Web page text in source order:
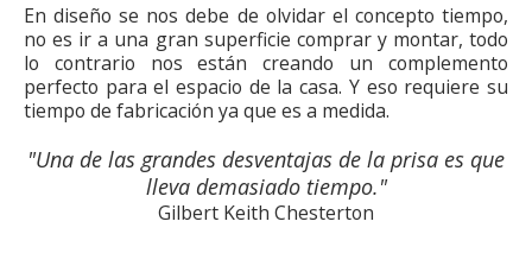
En diseño se nos debe de olvidar el concepto tiempo,
no es ir a una gran superficie comprar y montar, todo
lo contrario nos están creando un complemento
perfecto para el espacio de la casa. Y eso requiere su
tiempo de fabricación ya que es a medida.
"Una de las grandes desventajas de la prisa es que
lleva demasiado tiempo."
Gilbert Keith Chesterton